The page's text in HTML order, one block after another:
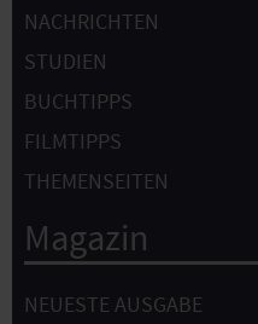
NACHRICHTEN
STUDIEN
BUCHTIPPS
FILMTIPPS
THEMENSEITEN
Magazin
NEUESTE AUSGABE